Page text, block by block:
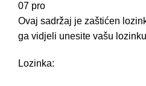
07 pro
Ovaj sadržaj je zaštićen
ga vidjeli unesite vašu
Lozinka: